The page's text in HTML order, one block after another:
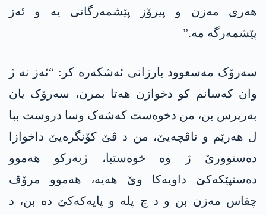
ھەری مەزن و پیرۆز پێشمەرگاتی یە و ئەز
پێشمەرگە مە.”
سەرۆک مەسعوود بارزانی ئەشکەرە کر: “ئەز نە ژ
وان کەسانم کو دخوازن ھەتا بمرن، سەرۆک یان
بەرپرس بن، من دخوەست کەشەک وسا دروست ببا
ل ھەرێم و ناڤچەیێ، من د ڤێ کۆنگرەیێ داخوازا
دەستوورێ ژ وە خوەستبا، ژبەرکو ھەموو
دەستپێکەکێ داویەکا وێ ھەیە، ھەموو مرۆڤ
چقاس مەزن بن و د چ پلە و پایەکەکێ دە بن، د